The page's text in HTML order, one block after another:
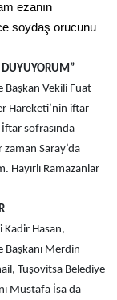
ezanın
soydaş orucunu
DUYUYORUM”
Başkan Vekili Fuat
Hareketi’nin iftar
sofrasında
Saray’da
Hayırlı Ramazanlar
Kadir Hasan,
Başkanı Merdin
Tuşovitsa Belediye
Mustafa İsa da